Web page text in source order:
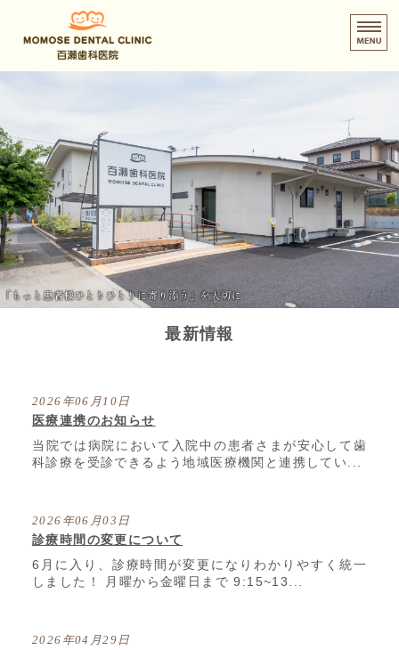
当院について
訪問診療について
スタッフ募集
最新情報
2026年06月10日
医療連携のお知らせ
当院では病院において入院中の患者さまが安心して歯
科診療を受診できるよう地域医療機関と連携してい...
2026年06月03日
診療時間の変更について
6月に入り、診療時間が変更になりわかりやすく統一
しました！ 月曜から金曜日まで 9:15~13...
2026年04月29日